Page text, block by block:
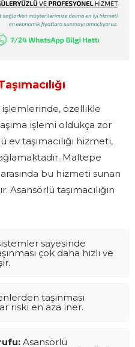
özellikle
işlemi oldukça zor
taşımacılığı hizmeti,
Maltepe
bu hizmeti sunan
taşımacılığın
sayesinde
çok daha hızlı ve
taşınması
riski en aza iner.
Asansörlü